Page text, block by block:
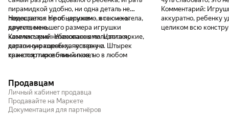
пирамидкой удобно, ни одна деталь не
помещается в рот целиком - я так и хотела,
другие, меньшего размера игрушки
казались мне небезопасными. Цвета яркие,
детали окрашены качественно. Штырек
кажется глаже блинчиков, но в любом
положил в подарок маленькую фигурку
лося из дерева, очень милую, планирую
сохранить ее для дальнейшего
раскрашивания с ребенком.
Недостатки: Не обнаружено, все очень
качественно.
Комментарий: Упаковано в полиэтилен,
картонную коробку, пупырку и
транспортировочный пакет.
Комментарий:
аккуратно, ребенку
целиком всю
Продавцам
Личный кабинет продавца
Продавайте на Маркете
Документация для партнёров